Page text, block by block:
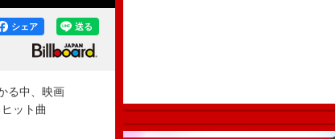
送る
シェア
る中、映画
ット曲